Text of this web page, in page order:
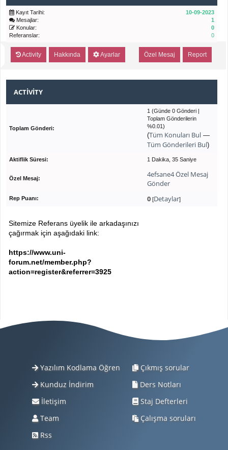
Kayıt Tarihi:
10-09-2023
Mesajlar:
1
Konular:
0
Referanslar:
0
Activity Hakkında Ayarlar Report
Özel Mesaj
ACTIVITY
Toplam Gönderi:
1 (Günde 0 Gönderi |
Toplam Gönderilerin
%0.01)
(Tüm Konuları Bul —
Tüm Gönderileri Bul)
Aktiflik Süresi: 1 Dakika, 35 Saniye
Özel Mesaj:
4efsane4 Özel Mesaj
Gönder
Rep Puanı: 0 [Detaylar]
Sitemize Referans üyelik ile arkadaşınızı
çağırmak için aşağıdaki link:
https://www.uni-
forum.net/member.php?
action=register&referrer=3925
Yazılım Kodlama Öğren
Kunduz İndirim
İletişim
Team
Rss
Çıkmış sorular
Ders Notları
Staj Defterleri
Çalışma soruları